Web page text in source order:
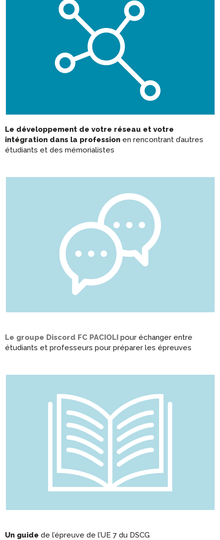
Le développement de votre réseau et votre
intégration dans la profession en rencontrant d’autres
étudiants et des mémorialistes
Le groupe Discord FC PACIOLI pour échanger entre
étudiants et professeurs pour préparer les épreuves
Un guide de l’épreuve de l’UE 7 du DSCG